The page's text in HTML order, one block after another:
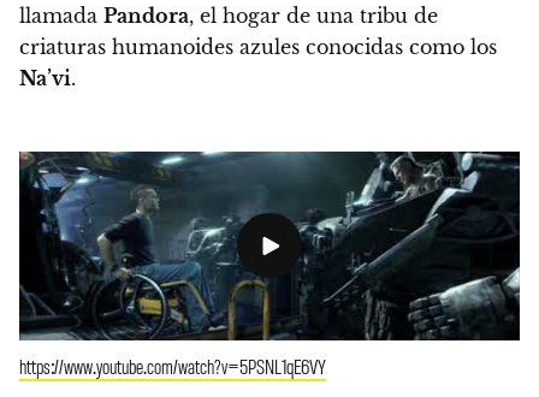
llamada Pandora, el hogar de una tribu de
criaturas humanoides azules conocidas como los
Na’vi.
https://www.youtube.com/watch?v=5PSNL1qE6VY